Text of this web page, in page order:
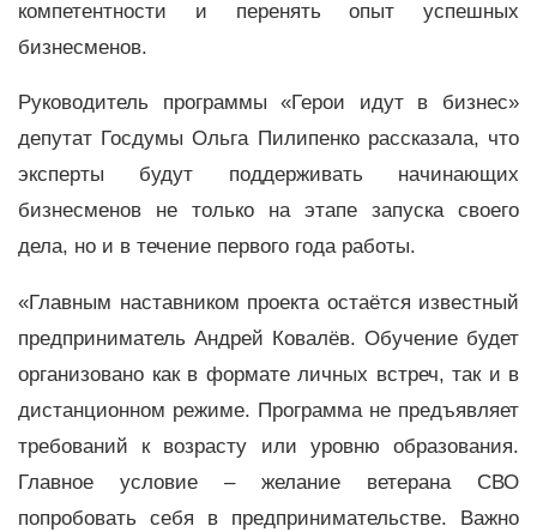
компетентности и перенять опыт успешных
бизнесменов.
Руководитель программы «Герои идут в бизнес»
депутат Госдумы Ольга Пилипенко рассказала, что
эксперты будут поддерживать начинающих
бизнесменов не только на этапе запуска своего
дела, но и в течение первого года работы.
«Главным наставником проекта остаётся известный
предприниматель Андрей Ковалёв. Обучение будет
организовано как в формате личных встреч, так и в
дистанционном режиме. Программа не предъявляет
требований к возрасту или уровню образования.
Главное условие – желание ветерана СВО
попробовать себя в предпринимательстве. Важно